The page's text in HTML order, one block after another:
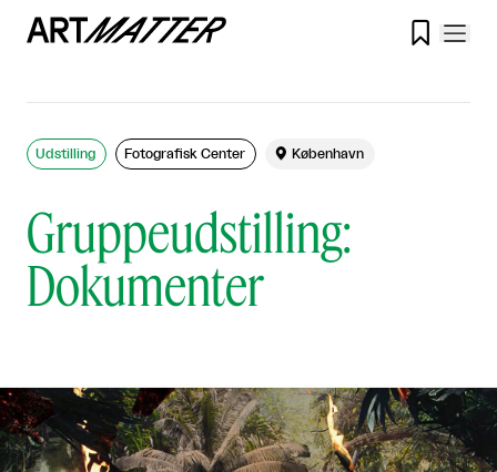

Gruppeudstilling:
Dokumenter
Udstilling Fotografisk Center  København